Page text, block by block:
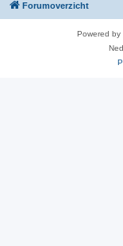
Forumoverzicht
Powered by